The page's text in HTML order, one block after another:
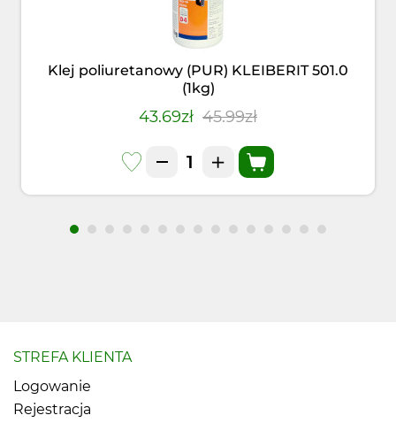
Klej poliuretanowy (PUR) KLEIBERIT 501.0
(1kg)
43.69zł 45.99zł
STREFA KLIENTA
Logowanie
Rejestracja